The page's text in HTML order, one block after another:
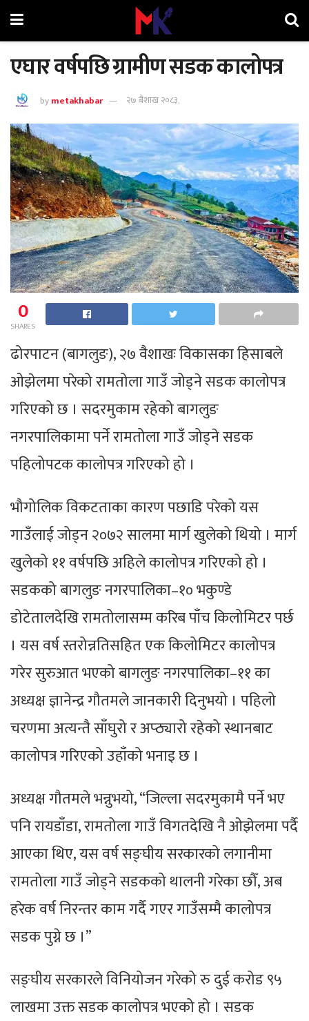
एघार वर्षपछि ग्रामीण सडक कालोपत्र
bymetakhabar २७ बैशाख २०८३,
0
SHARES
ढोरपाटन (बागलुङ), २७ वैशाखः विकासका हिसाबले
ओझेलमा परेको रामतोला गाउँ जोड्ने सडक कालोपत्र
गरिएको छ । सदरमुकाम रहेको बागलुङ
नगरपालिकामा पर्ने रामतोला गाउँ जोड्ने सडक
पहिलोपटक कालोपत्र गरिएको हो ।
भौगोलिक विकटताका कारण पछाडि परेको यस
गाउँलाई जोड्न २०७२ सालमा मार्ग खुलेको थियो । मार्ग
खुलेको ११ वर्षपछि अहिले कालोपत्र गरिएको हो ।
सडकको बागलुङ नगरपालिका–१० भकुण्डे
डोटेतालदेखि रामतोलासम्म करिब पाँच किलोमिटर पर्छ
। यस वर्ष स्तरोन्नतिसहित एक किलोमिटर कालोपत्र
गरेर सुरुआत भएको बागलुङ नगरपालिका–११ का
अध्यक्ष ज्ञानेन्द्र गौतमले जानकारी दिनुभयो । पहिलो
चरणमा अत्यन्तै साँघुरो र अप्ठ्यारो रहेको स्थानबाट
कालोपत्र गरिएको उहाँको भनाइ छ ।
अध्यक्ष गौतमले भन्नुभयो, “जिल्ला सदरमुकामै पर्ने भए
पनि रायडाँडा, रामतोला गाउँ विगतदेखि नै ओझेलमा पर्दै
आएका थिए, यस वर्ष सङ्घीय सरकारको लगानीमा
रामतोला गाउँ जोड्ने सडकको थालनी गरेका छौँ, अब
हरेक वर्ष निरन्तर काम गर्दै गएर गाउँसम्मै कालोपत्र
सडक पुग्ने छ ।”
सङ्घीय सरकारले विनियोजन गरेको रु दुई करोड ९५
लाखमा उक्त सडक कालोपत्र भएको हो । सडक